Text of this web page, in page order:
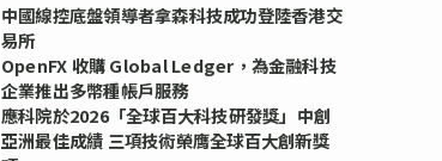
中國線控底盤領導者拿森科技成功登陸香港交
易所
OpenFX 收購 Global Ledger，為金融科技
企業推出多幣種帳戶服務
應科院於2026「全球百大科技研發獎」中創
亞洲最佳成績 三項技術榮膺全球百大創新獎